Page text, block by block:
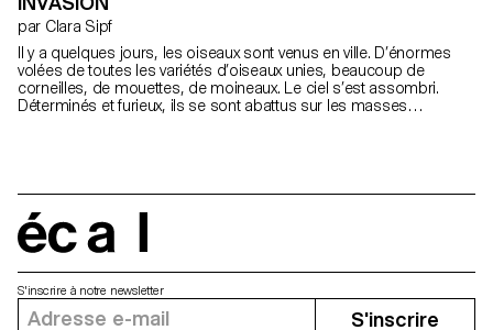
par Clara Sipf
Il y a quelques jours, les oiseaux sont venus en ville. D’énormes
volées de toutes les variétés d’oiseaux unies, beaucoup de
corneilles, de mouettes, de moineaux. Le ciel s’est assombri.
Déterminés et furieux, ils se sont abattus sur les masses
compris les os de la colonne vertébrale, et la tête avait roulé avec
ennui le long d’une petite pente, rencontrant sa fin dans le fossé
au bord de la route.
S'inscrire à notre newsletter
S'inscrire